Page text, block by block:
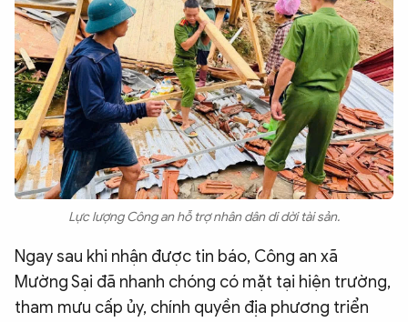
Lực lượng Công an hỗ trợ nhân dân di dời tài sản.
Ngay sau khi nhận được tin báo, Công an xã
Mường Sại đã nhanh chóng có mặt tại hiện trường,
tham mưu cấp ủy, chính quyền địa phương triển